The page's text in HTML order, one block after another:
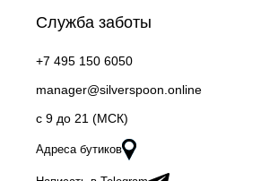
Служба заботы
+7 495 150 6050
manager@silverspoon.online
c 9 до 21 (МСК)
Адреса бутиков